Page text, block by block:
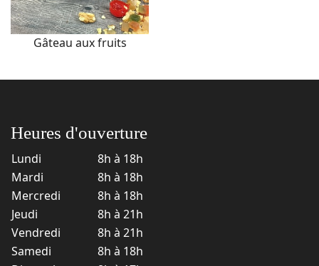
Gâteau aux fruits
Heures d'ouverture
Lundi
8h à 18h
Mardi
8h à 18h
Mercredi
8h à 18h
Jeudi
8h à 21h
Vendredi
8h à 21h
Samedi
8h à 18h